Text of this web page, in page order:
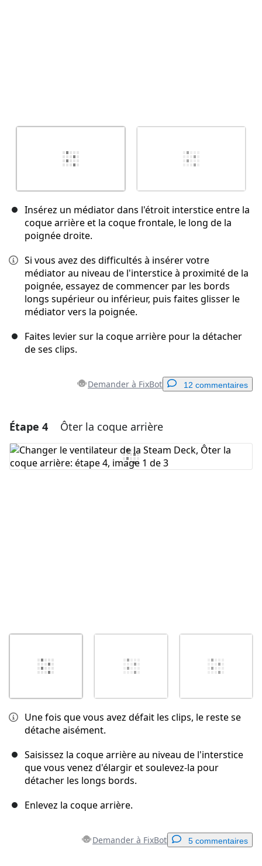
Insérez un médiator dans l'étroit interstice entre la
coque arrière et la coque frontale, le long de la
poignée droite.
Si vous avez des difficultés à insérer votre
médiator au niveau de l'interstice à proximité de la
poignée, essayez de commencer par les bords
longs supérieur ou inférieur, puis faites glisser le
médiator vers la poignée.
Faites levier sur la coque arrière pour la détacher
de ses clips.
Demander à FixBot 12 commentaires
Ajouter un commentaire
Ajouter un commentaire
Étape 4 Ôter la coque arrière
Une fois que vous avez défait les clips, le reste se
détache aisément.
Saisissez la coque arrière au niveau de l'interstice
que vous venez d'élargir et soulevez-la pour
détacher les longs bords.
Enlevez la coque arrière.
Demander à FixBot 5 commentaires